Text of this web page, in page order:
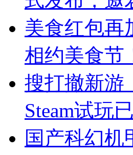
美食红包再
相约美食节
搜打撤新游
Steam试玩
国产科幻机